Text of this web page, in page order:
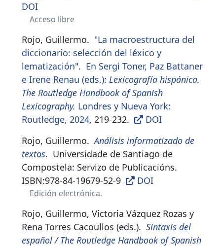
DOI
Acceso libre
Rojo, Guillermo. "La macroestructura del
diccionario: selección del léxico y
lematización". En Sergi Toner, Paz Battaner
e Irene Renau (eds.): Lexicografía hispánica.
The Routledge Handbook of Spanish
Lexicography. Londres y Nueva York:
Routledge, 2024, 219-232.
DOI
Rojo, Guillermo. Análisis informatizado de
textos. Universidade de Santiago de
Compostela: Servizo de Publicacións.
ISBN:978-84-19679-52-9 DOI
Edición electrónica.
Rojo, Guillermo, Victoria Vázquez Rozas y
Rena Torres Cacoullos (eds.). Sintaxis del
español / The Routledge Handbook of Spanish